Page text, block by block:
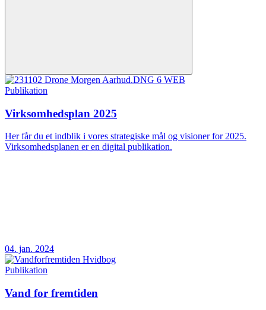
Publikation
Virksomhedsplan 2025
Her får du et indblik i vores strategiske mål og visioner for 2025.
Virksomhedsplanen er en digital publikation.
04. jan. 2024
Publikation
Vand for fremtiden